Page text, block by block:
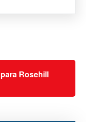
Rosehill